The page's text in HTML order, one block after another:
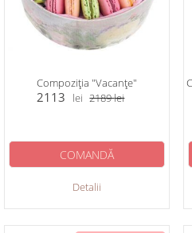
Compoziția "Vacanțe"
2113 lei 2189lei
Detalii
COMANDĂ